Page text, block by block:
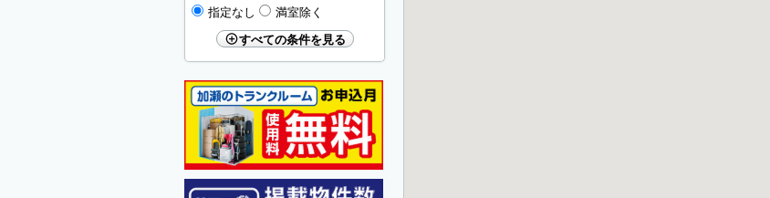
指定なし
満室除く
すべての条件を見る